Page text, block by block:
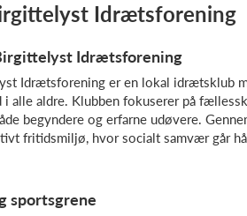
Idrætsforening
Idrætsforening
Idrætsforening er en lokal idrætsklub
alle aldre. Klubben fokuserer på
begyndere og erfarne udøvere.
fritidsmiljø, hvor socialt samvær går
sportsgrene